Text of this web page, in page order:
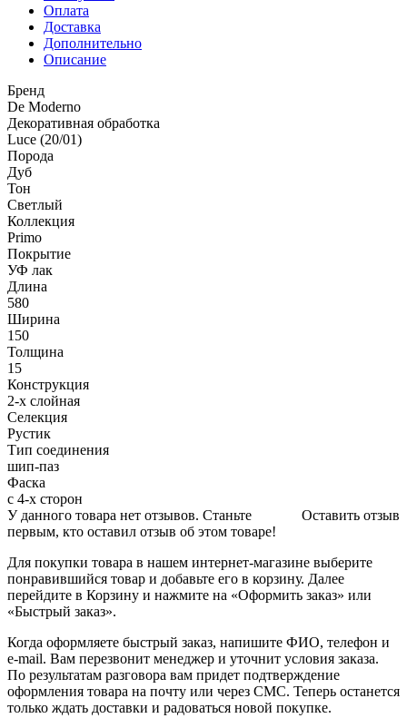
Оплата
Доставка
Дополнительно
Описание
Бренд
De Moderno
Декоративная обработка
Luce (20/01)
Порода
Дуб
Тон
Светлый
Коллекция
Primo
Покрытие
УФ лак
Длина
580
Ширина
150
Толщина
15
Конструкция
2-х слойная
Селекция
Рустик
Тип соединения
шип-паз
Фаска
с 4-х сторон
Оставить отзыв
У данного товара нет отзывов. Станьте
первым, кто оставил отзыв об этом товаре!
Для покупки товара в нашем интернет-магазине выберите
понравившийся товар и добавьте его в корзину. Далее
перейдите в Корзину и нажмите на «Оформить заказ» или
«Быстрый заказ».
Когда оформляете быстрый заказ, напишите ФИО, телефон и
e-mail. Вам перезвонит менеджер и уточнит условия заказа.
По результатам разговора вам придет подтверждение
оформления товара на почту или через СМС. Теперь останется
только ждать доставки и радоваться новой покупке.